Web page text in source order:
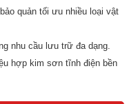
quản tối ưu nhiều loại vật
nhu cầu lưu trữ đa dạng.
hợp kim sơn tĩnh điện bền